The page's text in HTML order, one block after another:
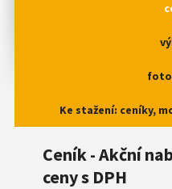
Ke stažení: ceníky,
Ceník- Akční
ceny s DPH